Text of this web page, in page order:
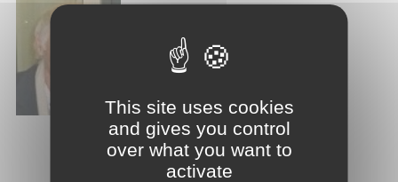
This site uses cookies
and gives you control
over what you want to
activate